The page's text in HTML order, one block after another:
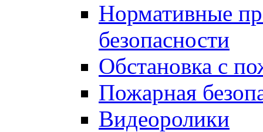
Нормативные
безопасности
Обстановка с
Пожарная
Видеоролики